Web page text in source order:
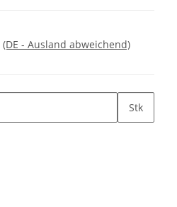
(DE - Ausland abweichend)
Stk